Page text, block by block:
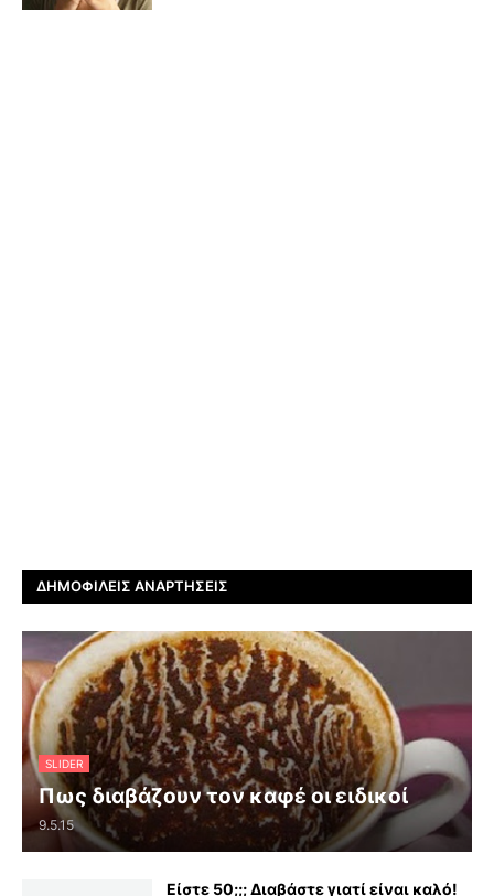
ΔΗΜΟΦΙΛΕΊΣ ΑΝΑΡΤΉΣΕΙΣ
SLIDER
Πως διαβάζουν τον καφέ οι ειδικοί
9.5.15
Είστε 50;;; Διαβάστε γιατί είναι καλό!